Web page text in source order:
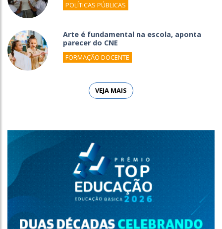
POLÍTICAS PÚBLICAS
Arte é fundamental na escola, aponta
parecer do CNE
FORMAÇÃO DOCENTE
VEJA MAIS